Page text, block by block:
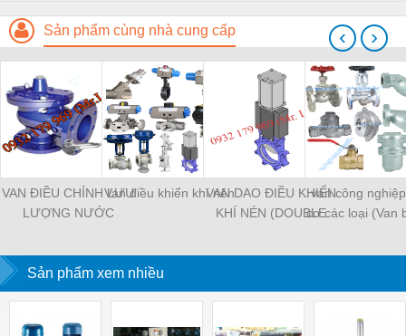
Sản phẩm cùng nhà cung cấp
VAN ĐIỀU CHỈNH LƯU
LƯỢNG NƯỚC
Van điều khiển khí nénVAN DAO ĐIỀU KHIỂN
KHÍ NÉN (DOUBLE
van công
cơ các loại (Van
bộ tách
‹ ›
Sản phẩm xem nhiều